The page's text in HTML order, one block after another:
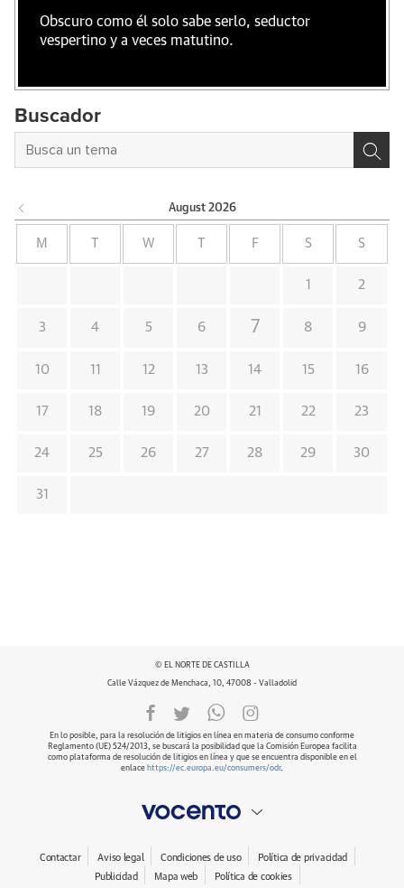
Obscuro como él solo sabe serlo, seductor
vespertino y a veces matutino.
Buscador
August 2026
M W F S S
1 2
3 4 5 6 7 8 9
10 11 12 13 14 15 16
17 18 19 20 21 22 23
24 25 26 27 28 29 30
31
© EL NORTE DE CASTILLA
Calle Vázquez de Menchaca, 10, 47008 - Valladolid
En lo posible, para la resolución de litigios en línea en materia de consumo conforme
Reglamento (UE) 524/2013, se buscará la posibilidad que la Comisión Europea facilita
como plataforma de resolución de litigios en línea y que se encuentra disponible en el
enlace https://ec.europa.eu/consumers/odr.
Contactar Aviso legal Condiciones de uso
Política de privacidad
Publicidad
Mapa web Política de cookies